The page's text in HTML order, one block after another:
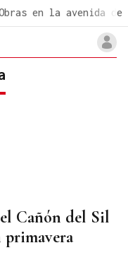
en la avenida de
Cañón del Sil
primavera